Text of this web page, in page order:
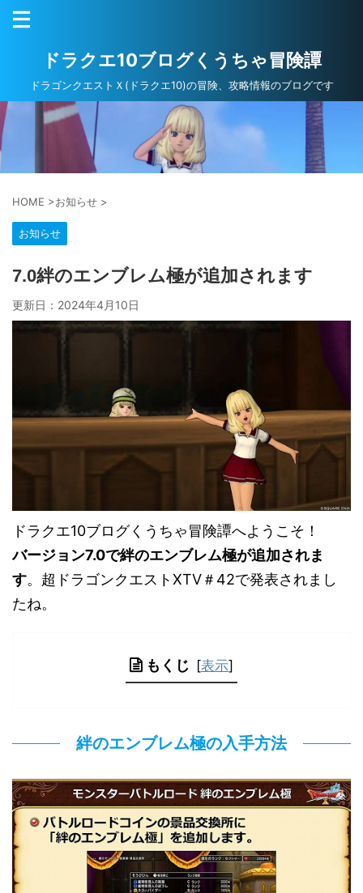
ドラクエ10ブログくうちゃ冒険譚
ドラゴンクエストＸ(ドラクエ10)の冒険、攻略情報のブログです
HOME >お知らせ >
お知らせ
7.0絆のエンブレム極が追加されます
更新日： 2024年4月10日
ドラクエ10ブログくうちゃ冒険譚へようこそ！
バージョン7.0で絆のエンブレム極が追加されま
す。超ドラゴンクエストXTV＃42で発表されまし
たね。
もくじ [表示]
絆のエンブレム極の入手方法